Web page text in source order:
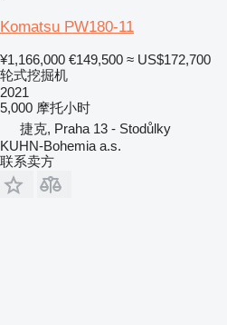
Komatsu PW180-11
¥1,166,000 €149,500 ≈ US$172,700
轮式挖掘机
2021
5,000 摩托小时
捷克, Praha 13 - Stodůlky
KUHN-Bohemia a.s.
联系卖方